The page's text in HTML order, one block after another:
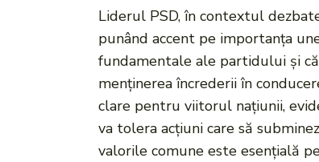
Liderul PSD, în contextul
punând accent pe importanța
fundamentale ale partidului și
menținerea încrederii în
clare pentru viitorul națiunii,
va tolera acțiuni care să
valorile comune este esențială